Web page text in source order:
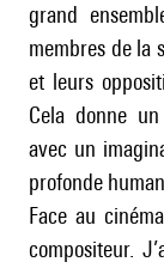
grand
membres de la
et leurs
Cela donne
avec un
profonde
Face au
compositeur.